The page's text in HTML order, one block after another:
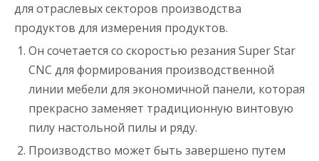
для отраслевых секторов производства
продуктов для измерения продуктов.
Он сочетается со скоростью резания Super Star
CNC для формирования производственной
линии мебели для экономичной панели, которая
прекрасно заменяет традиционную винтовую
пилу настольной пилы и ряду.
Производство может быть завершено путем